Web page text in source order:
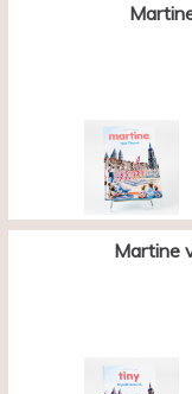
Martine